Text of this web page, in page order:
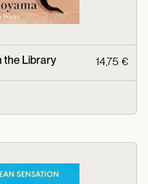
the Library 14,75 €